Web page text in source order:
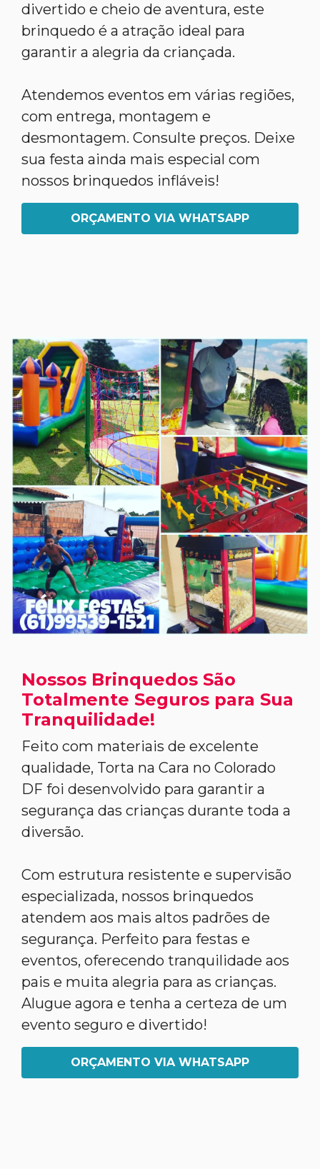
divertido e cheio de aventura, este
brinquedo é a atração ideal para
garantir a alegria da criançada.
Atendemos eventos em várias regiões,
com entrega, montagem e
desmontagem. Consulte preços. Deixe
sua festa ainda mais especial com
nossos brinquedos infláveis!
ORÇAMENTO VIA WHATSAPP
Nossos Brinquedos São
Totalmente Seguros para Sua
Tranquilidade!
Feito com materiais de excelente
qualidade, Torta na Cara no Colorado
DF foi desenvolvido para garantir a
segurança das crianças durante toda a
diversão.
Com estrutura resistente e supervisão
especializada, nossos brinquedos
atendem aos mais altos padrões de
segurança. Perfeito para festas e
eventos, oferecendo tranquilidade aos
pais e muita alegria para as crianças.
Alugue agora e tenha a certeza de um
evento seguro e divertido!
ORÇAMENTO VIA WHATSAPP